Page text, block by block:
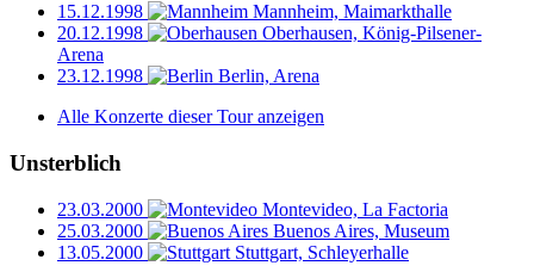
15.12.1998
Mannheim, Maimarkthalle
20.12.1998
Oberhausen, König-Pilsener-
Arena
23.12.1998
Berlin, Arena
Alle Konzerte dieser Tour anzeigen
Unsterblich
23.03.2000
Montevideo, La Factoria
25.03.2000
Buenos Aires, Museum
13.05.2000
Stuttgart, Schleyerhalle